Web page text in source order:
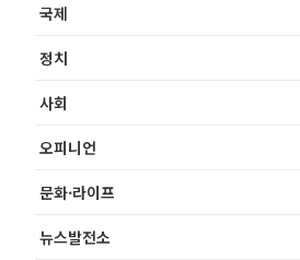
국제
정치
사회
오피니언
문화·라이프
뉴스발전소